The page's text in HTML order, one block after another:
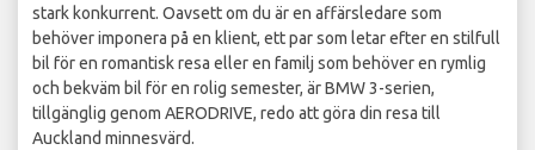
stark konkurrent. Oavsett om du är en affärsledare som
behöver imponera på en klient, ett par som letar efter en stilfull
bil för en romantisk resa eller en familj som behöver en rymlig
och bekväm bil för en rolig semester, är BMW 3-serien,
tillgänglig genom AERODRIVE, redo att göra din resa till
Auckland minnesvärd.